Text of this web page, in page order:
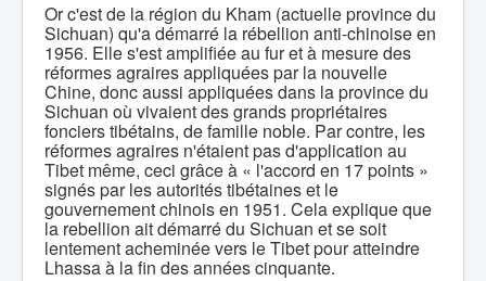
Or c'est de la région du Kham (actuelle province du
Sichuan) qu'a démarré la rébellion anti-chinoise en
1956. Elle s'est amplifiée au fur et à mesure des
réformes agraires appliquées par la nouvelle
Chine, donc aussi appliquées dans la province du
Sichuan où vivaient des grands propriétaires
fonciers tibétains, de famille noble. Par contre, les
réformes agraires n'étaient pas d'application au
Tibet même, ceci grâce à « l'accord en 17 points »
signés par les autorités tibétaines et le
gouvernement chinois en 1951. Cela explique que
la rebellion ait démarré du Sichuan et se soit
lentement acheminée vers le Tibet pour atteindre
Lhassa à la fin des années cinquante.